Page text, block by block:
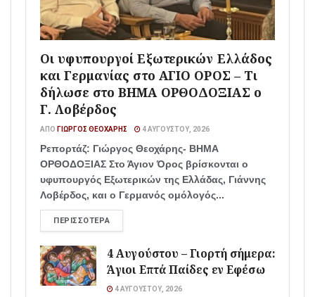
Οι υφυπουργοί Εξωτερικών Ελλάδος
και Γερμανίας στο ΑΓΙΟ ΟΡΟΣ – Τι
δήλωσε στο ΒΗΜΑ ΟΡΘΟΔΟΞΙΑΣ ο
Γ. Λοβέρδος
ΑΠΌ ΓΙΏΡΓΟΣ ΘΕΟΧΆΡΗΣ 4 ΑΥΓΟΎΣΤΟΥ, 2026
Ρεπορτάζ: Γιώργος Θεοχάρης- ΒΗΜΑ
ΟΡΘΟΔΟΞΙΑΣ Στο Άγιον Όρος βρίσκονται ο
υφυπουργός Εξωτερικών της Ελλάδας, Γιάννης
Λοβέρδος, και ο Γερμανός ομόλογός...
ΠΕΡΙΣΣΌΤΕΡΑ
4 Αυγούστου – Γιορτή σήμερα:
Άγιοι Επτά Παίδες εν Εφέσω
4 ΑΥΓΟΎΣΤΟΥ, 2026